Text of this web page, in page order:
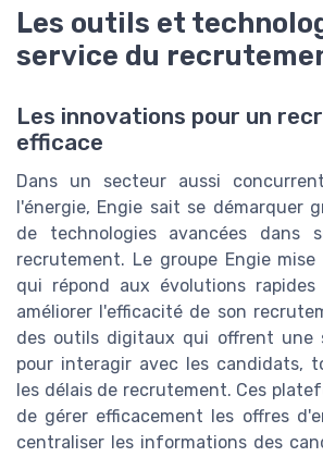
Les outils et
service du
Les innovations pour un
efficace
Dans un secteur aussi
l'énergie, Engie sait se démarquer
de technologies avancées dans
recrutement. Le groupe Engie
qui répond aux évolutions
améliorer l'efficacité de son
des outils digitaux qui offrent une
pour interagir avec les candidats,
les délais de recrutement. Ces
de gérer efficacement les offres
centraliser les informations des